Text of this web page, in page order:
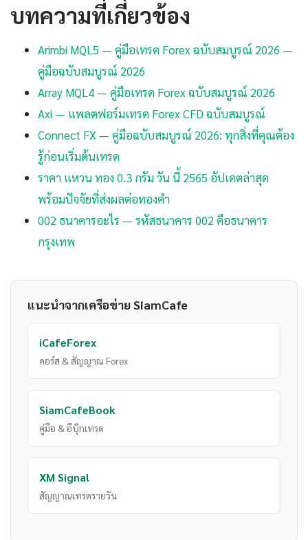
บทความที่เกี่ยวข้อง
Arimbi MQL5 — คู่มือเทรด Forex ฉบับสมบูรณ์ 2026 —
คู่มือฉบับสมบูรณ์ 2026
Array MQL4 — คู่มือเทรด Forex ฉบับสมบูรณ์ 2026
Axi — แพลตฟอร์มเทรด Forex CFD ฉบับสมบูรณ์
Connect FX — คู่มือฉบับสมบูรณ์ 2026: ทุกสิ่งที่คุณต้อง
รู้ก่อนเริ่มต้นเทรด
ราคา แหวน ทอง 0.3 กรัม วัน นี้ 2565 อัปเดตล่าสุด
พร้อมปัจจัยที่ส่งผลต่อทองคำ
002 ธนาคารอะไร — รหัสธนาคาร 002 คือธนาคาร
กรุงเทพ
แนะนำจากเครือข่าย SiamCafe
iCafeForex
คอร์ส & สัญญาณ Forex
SiamCafeBook
คู่มือ & อีบุ๊กเทรด
XM Signal
สัญญาณเทรดรายวัน